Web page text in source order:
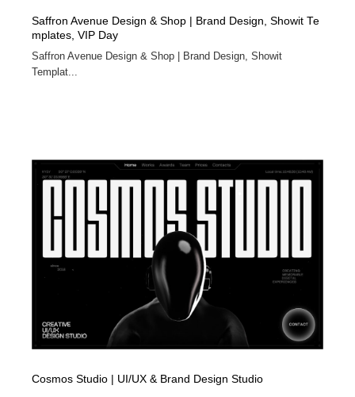
Saffron Avenue Design & Shop | Brand Design, Showit Te
mplates, VIP Day
Saffron Avenue Design & Shop | Brand Design, Showit
Templat...
Cosmos Studio | UI/UX & Brand Design Studio